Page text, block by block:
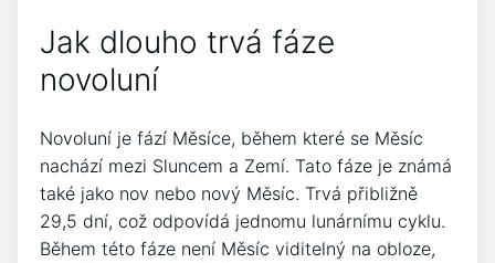
Jak dlouho trvá fáze
novoluní
Novoluní je fází Měsíce, během které se Měsíc
nachází mezi Sluncem a Zemí. Tato fáze je známá
také jako nov nebo nový Měsíc. Trvá přibližně
29,5 dní, což odpovídá jednomu lunárnímu cyklu.
Během této fáze není Měsíc viditelný na obloze,